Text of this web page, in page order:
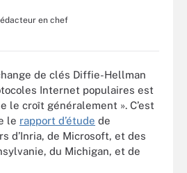
en chef
de clés Diffie-Hellman
Internet populaires est
le croît généralement ». C’est
le rapport d’étude de
d’Inria, de Microsoft, et des
du Michigan, et de